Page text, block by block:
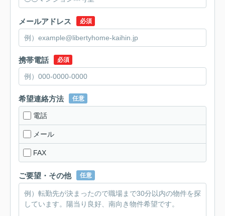
メールアドレス 必須
携帯電話 必須
希望連絡方法 任意
電話
メール
FAX
ご要望・その他 任意